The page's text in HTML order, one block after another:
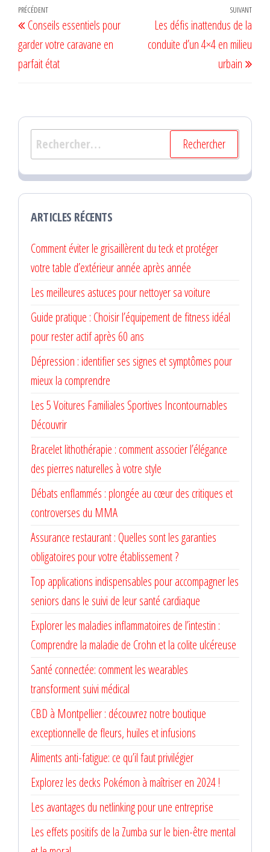
Navigation
de
l’article
Article
précédent
PRÉCÉDENT
Conseils essentiels pour
garder votre caravane en
parfait état
SUIVANT
Les défis inattendus de la
conduite d’un 4×4 en milieu
urbain
Rechercher :
ARTICLES RÉCENTS
Comment éviter le grisaillèrent du teck et protéger
votre table d’extérieur année après année
Les meilleures astuces pour nettoyer sa voiture
Guide pratique : Choisir l’équipement de fitness idéal
pour rester actif après 60 ans
Dépression : identifier ses signes et symptômes pour
mieux la comprendre
Les 5 Voitures Familiales Sportives Incontournables
Découvrir
Bracelet lithothérapie : comment associer l’élégance
des pierres naturelles à votre style
Débats enflammés : plongée au cœur des critiques et
controverses du MMA
Assurance restaurant : Quelles sont les garanties
obligatoires pour votre établissement ?
Top applications indispensables pour accompagner les
seniors dans le suivi de leur santé cardiaque
Explorer les maladies inflammatoires de l’intestin :
Comprendre la maladie de Crohn et la colite ulcéreuse
Santé connectée: comment les wearables
transforment suivi médical
CBD à Montpellier : découvrez notre boutique
exceptionnelle de fleurs, huiles et infusions
Aliments anti-fatigue: ce qu’il faut privilégier
Explorez les decks Pokémon à maîtriser en 2024 !
Les avantages du netlinking pour une entreprise
Les effets positifs de la Zumba sur le bien-être mental